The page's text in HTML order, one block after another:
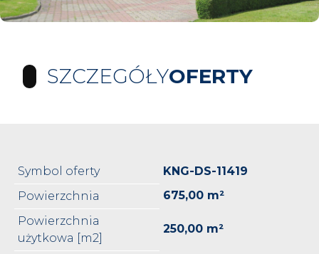
SZCZEGÓŁYOFERTY
Symbol oferty
KNG-DS-11419
Powierzchnia
675,00 m²
Powierzchnia
użytkowa [m2]
250,00 m²